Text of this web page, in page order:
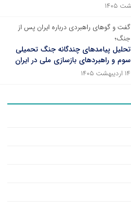
گفت و گوهای راهبردی درباره ایران پس از
جنگ؛
تحلیل پیامدهای چندگانه جنگ تحمیلی
سوم و راهبردهای بازسازی ملی در ایران
۱۴ اردیبهشت ۱۴۰۵